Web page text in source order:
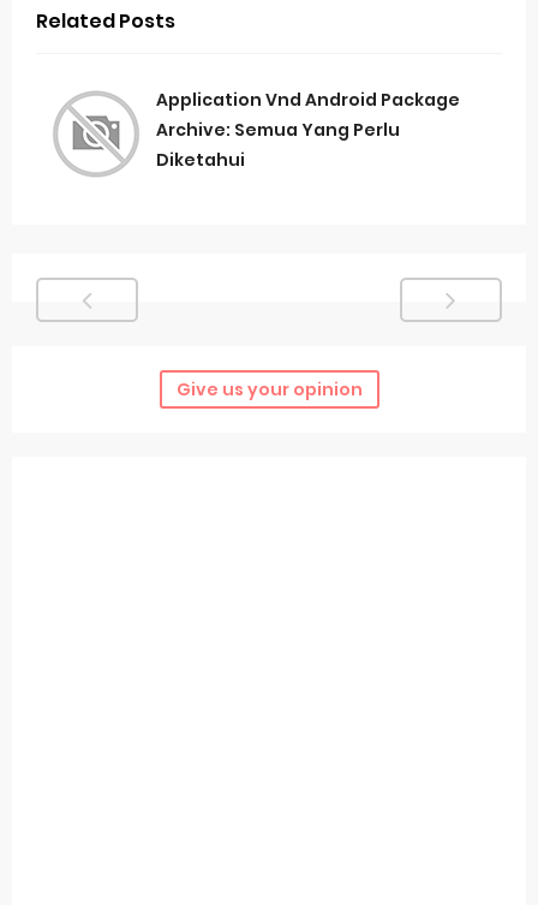
Related Posts
Application Vnd Android Package
Archive: Semua Yang Perlu
Diketahui
Give us your opinion